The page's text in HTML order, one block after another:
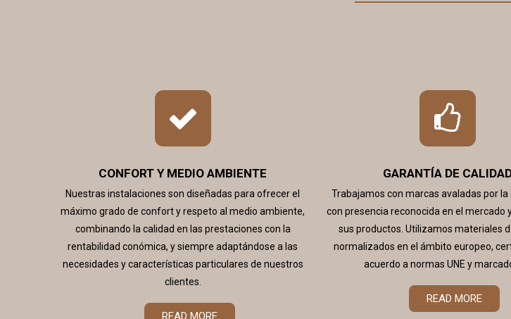
CONFORT Y MEDIO AMBIENTE
Nuestras instalaciones son diseñadas para ofrecer el
máximo grado de confort y respeto al medio ambiente,
combinando la calidad en las prestaciones con la
rentabilidad conómica, y siempre adaptándose a las
necesidades y características particulares de nuestros
clientes.
READ MORE
GARANTÍA DE
Trabajamos con marcas avaladas por la
con presencia reconocida en el mercado
sus productos. Utilizamos materiales
normalizados en el ámbito europeo,
acuerdo a normas UNE y
READ MORE